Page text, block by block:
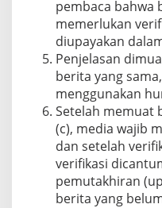
pembaca bahwa
memerlukan
diupayakan
Penjelasan
berita yang
menggunakan
Setelah memuat
(c), media wajib
dan setelah
verifikasi
pemutakhiran
berita yang